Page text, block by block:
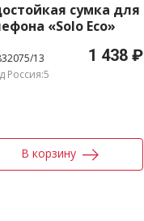
сумка для
«Solo Eco»
13 1 438 ₽
Россия:5
В корзину